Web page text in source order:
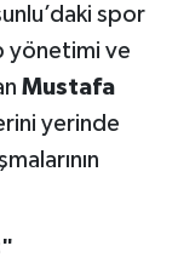
spor
yönetimi ve
Mustafa
yerinde